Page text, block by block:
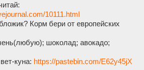
10111.html
Корм бери от европейских
шоколад; авокадо;
куна: https://pastebin.com/E62y45jX